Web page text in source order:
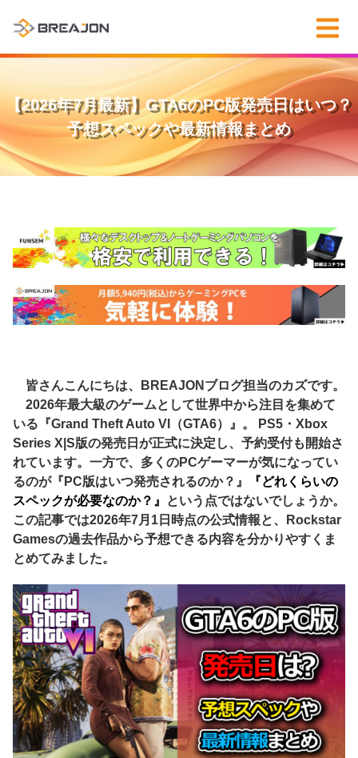
【2026年7月最新】GTA6のPC版発売日はいつ？
予想スペックや最新情報まとめ
皆さんこんにちは、BREAJONブログ担当のカズです。
2026年最大級のゲームとして世界中から注目を集めて
いる『Grand Theft Auto VI（GTA6）』。 PS5・Xbox
Series X|S版の発売日が正式に決定し、予約受付も開始さ
れています。一方で、多くのPCゲーマーが気になってい
るのが『PC版はいつ発売されるのか？』
『どれくらいの
スペックが必要なのか？ 』
という点ではないでしょうか。
この記事では2026年7月1日時点の公式情報と、Rockstar
Gamesの過去作品から予想できる内容を分かりやすくま
とめてみました。